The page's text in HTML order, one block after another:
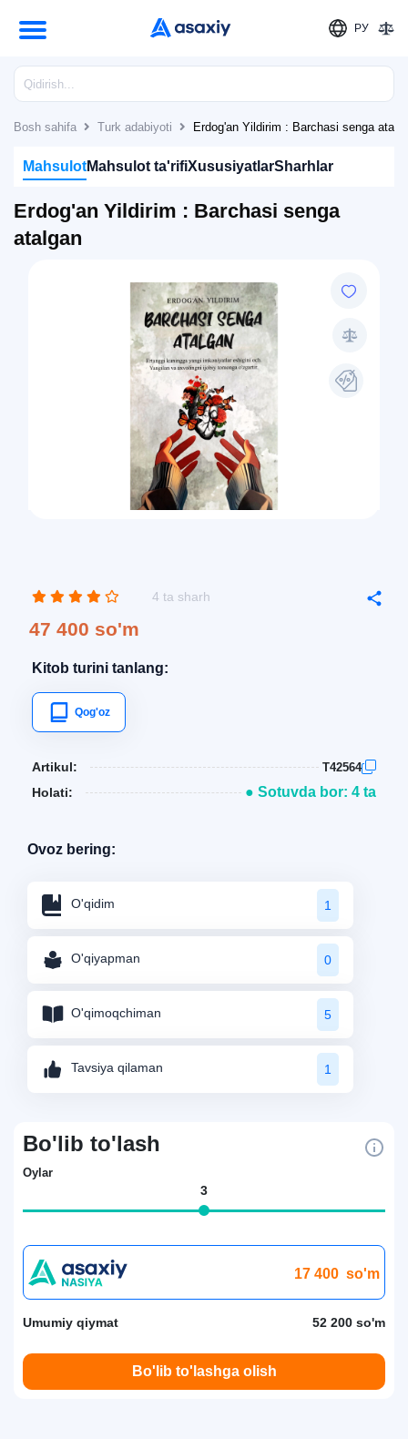
РУ
Bosh sahifa Turk adabiyoti Erdog'an Yildirim : Barchasi senga
MahsulotMahsulot ta'rifiXususiyatlarSharhlar
Erdog'an Yildirim : Barchasi senga
atalgan
4 ta sharh
47 400 so'm
Kitob turini tanlang:
Qog'oz
Artikul: T42564
Holati: ● Sotuvda bor: 4 ta
Ovoz bering:
O'qidim 1
O'qiyapman 0
O'qimoqchiman 5
Tavsiya qilaman 1
Bo'lib to'lash
Oylar
3
17 400 so'm
Umumiy qiymat 52 200 so'm
Bo'lib to'lashga olish